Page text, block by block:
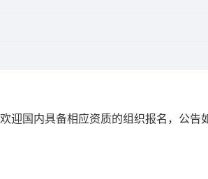
迎国内具备相应资质的组织报名，公告